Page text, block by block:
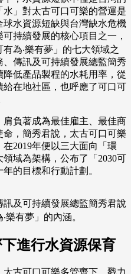
」對太古可口可樂的營運是
水資源短缺與台灣缺水危機
持續發展的核心項目之一，
為‧樂有夢」的七大領域之
傳訊及可持續發展總監簡秀
低產品製程的水耗用率，從
在地社區，也呼應了可口可
肩負著成為最佳雇主、最佳商
，簡秀君說，太古可口可樂
2019年便以三大面向「環
域為架構，公布了「2030可
的目標和行動計劃。
及可持續發展總監簡秀君說
樂有夢」的內涵。
進行水資源保育
古可口可樂多管齊下，戮力